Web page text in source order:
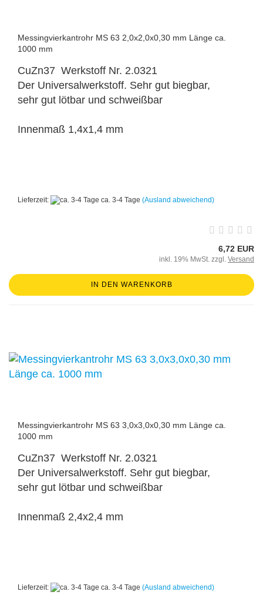
Messingvierkantrohr MS 63 2,0x2,0x0,30 mm Länge ca.
1000 mm
CuZn37 Werkstoff Nr. 2.0321
Der Universalwerkstoff. Sehr gut biegbar,
sehr gut lötbar und schweißbar
Innenmaß 1,4x1,4 mm
Lieferzeit: ca. 3-4 Tage (Ausland abweichend)
6,72 EUR
inkl. 19% MwSt. zzgl. Versand
IN DEN WARENKORB
Messingvierkantrohr MS 63 3,0x3,0x0,30 mm Länge ca.
1000 mm
CuZn37 Werkstoff Nr. 2.0321
Der Universalwerkstoff. Sehr gut biegbar,
sehr gut lötbar und schweißbar
Innenmaß 2,4x2,4 mm
Lieferzeit: ca. 3-4 Tage (Ausland abweichend)